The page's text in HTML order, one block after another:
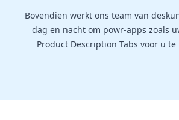
Bovendien werkt ons team van
dag en nacht om powr-apps zoals
Product Description Tabs voor u